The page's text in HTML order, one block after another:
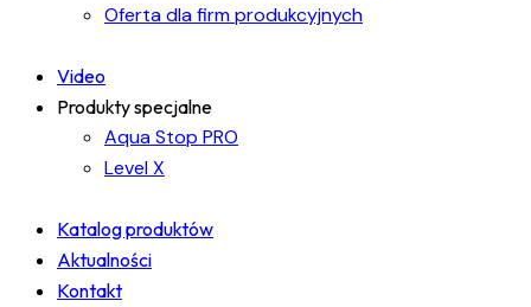
Oferta dla firm produkcyjnych
Video
Produkty specjalne
Aqua Stop PRO
Level X
Katalog produktów
Aktualności
Kontakt